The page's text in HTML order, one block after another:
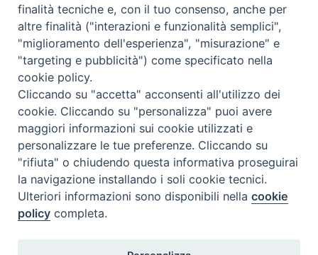
Diocesi
di Como
Diocesi di Como | piazza Grimoldi, 5
Riproduzione solo con permesso.
finalità tecniche e, con il tuo consenso, anche per
altre finalità ("interazioni e funzionalità semplici",
"miglioramento dell'esperienza", "misurazione" e
"targeting e pubblicità") come specificato nella
cookie policy.
Cliccando su "accetta" acconsenti all'utilizzo dei
cookie. Cliccando su "personalizza" puoi avere
maggiori informazioni sui cookie utilizzati e
personalizzare le tue preferenze. Cliccando su
"rifiuta" o chiudendo questa informativa proseguirai
la navigazione installando i soli cookie tecnici.
Ulteriori informazioni sono disponibili nellacookie
policy completa.